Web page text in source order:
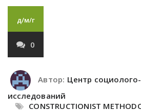
д/м/г
0
Автор: Центр
исследований
CONSTRUCTIONIST